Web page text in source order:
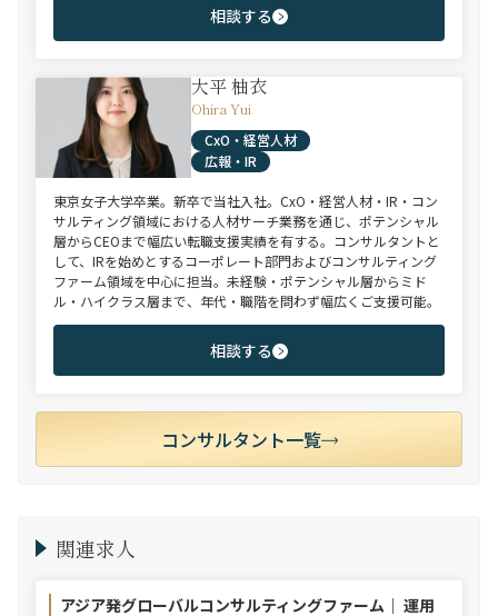
相談する
大平 柚衣
Ohira Yui
CxO・経営人材
広報・IR
東京女子大学卒業。新卒で当社入社。CxO・経営人材・IR・コン
サルティング領域における人材サーチ業務を通じ、ポテンシャル
層からCEOまで幅広い転職支援実績を有する。コンサルタントと
して、IRを始めとするコーポレート部門およびコンサルティング
ファーム領域を中心に担当。未経験・ポテンシャル層からミド
ル・ハイクラス層まで、年代・職階を問わず幅広くご支援可能。
相談する
コンサルタント一覧
関連求人
アジア発グローバルコンサルティングファーム｜ 運用